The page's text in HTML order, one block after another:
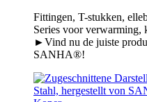
Fittingen, T-stukken,
Series voor verwarming,
►Vind nu de juiste
SANHA®!